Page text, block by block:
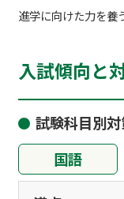
進学に向けた力を養
入試傾向と
試験科目別
国語